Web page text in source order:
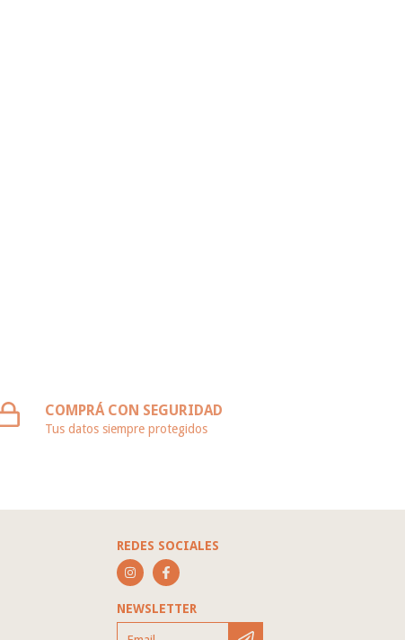
COMPRÁ CON SEGURIDAD
Tus datos siempre protegidos
REDES SOCIALES
NEWSLETTER